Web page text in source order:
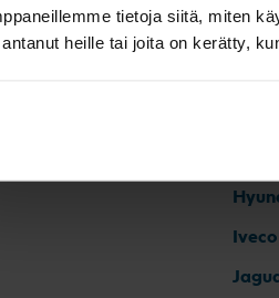
tietoja siitä, miten
heille tai joita on kerätty,
Iveco